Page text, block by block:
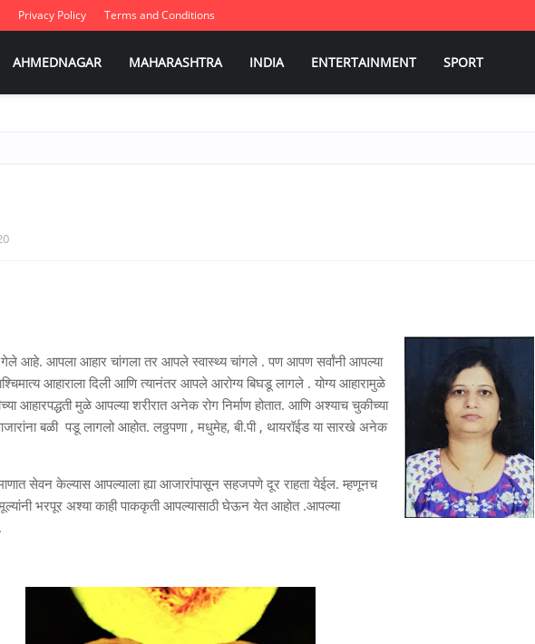
Privacy Policy Terms and Conditions
AHMEDNAGAR MAHARASHTRA INDIA ENTERTAINMENT SPORT
आहे. आपला आहार चांगला तर आपले स्वास्थ्य चांगले . पण आपण सर्वांनी आपल्या
आहाराला दिली आणि त्यानंतर आपले आरोग्य बिघडू लागले . योग्य आहारामुळे
मुळे आपल्या शरीरात अनेक रोग निर्माण होतात. आणि अश्याच चुकीच्या
बळी पडू लागलो आहोत. लठ्ठपणा , मधुमेह, बी.पी , थायरॉईड या सारखे अनेक
सेवन केल्यास आपल्याला ह्या आजारांपासून सहजपणे दूर राहता येईल. म्हणूनच
भरपूर अश्या काही पाककृती आपल्यासाठी घेऊन येत आहोत .आपल्या